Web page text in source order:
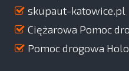
skupaut-katowice.pl
Ciężarowa Pomoc
Pomoc drogowa